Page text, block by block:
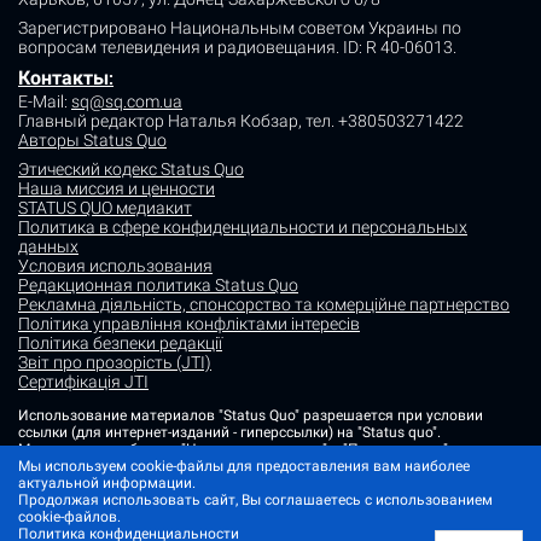
Зарегистрировано Национальным советом Украины по
вопросам телевидения и радиовещания. ID: R 40-06013.
Контакты:
E-Mail: sq@sq.com.ua
Главный редактор Наталья Кобзар, тел. +380503271422
Авторы Status Quo
Этический кодекс Status Quo
Наша миссия и ценности
STATUS QUO медиакит
Политика в сфере конфиденциальности и персональных
данных
Условия использования
Редакционная политика Status Quo
Рекламна діяльність, спонсорство та комерційне партнерство
Політика управління конфліктами інтересів
Політика безпеки редакції
Звіт про прозорість (JTI)
Сертифікація JTI
Использование материалов "Status Quo" разрешается при условии
ссылки (для интернет-изданий - гиперссылки) на "Status quo".
Материалы в рубриках "Новости партнеров" и "Пресс-релизы"
размещаются на правах рекламы или в рамках некоммерческого
партнерства.
Изображения, содержащие метку "Status Quo" или не содержащие
информации об источнике фото, являются иллюстративными либо
Мы используем cookie-файлы для предоставления вам наиболее
актуальной информации.
Продолжая использовать сайт, Вы соглашаетесь с использованием
cookie-файлов.
Политика конфиденциальности